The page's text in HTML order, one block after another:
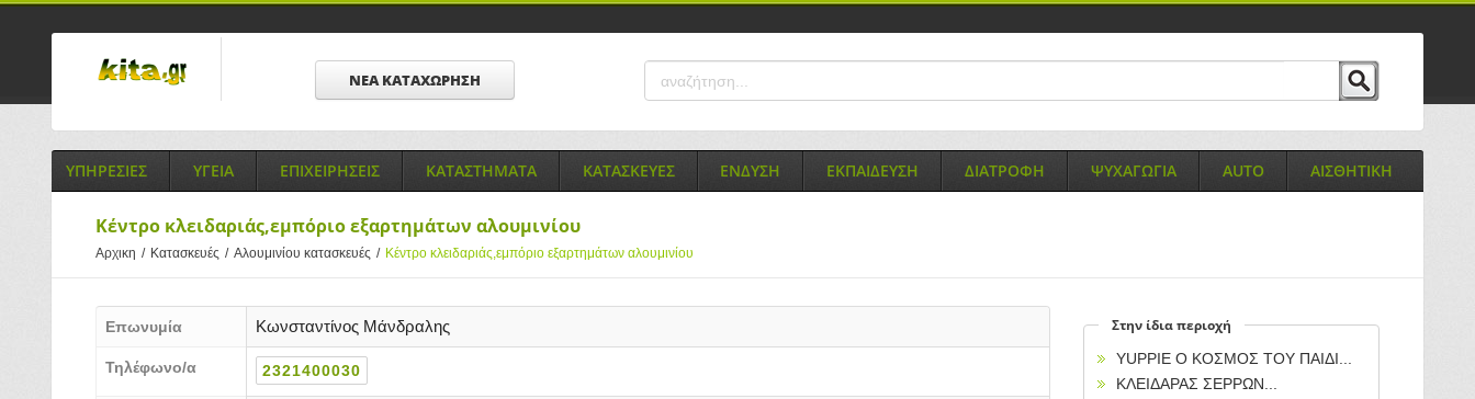
ΝΕΑ ΚΑΤΑΧΩΡΗΣΗ
ΥΠΗΡΕΣΙΕΣ ΥΓΕΙΑ ΕΠΙΧΕΙΡΗΣΕΙΣ ΚΑΤΑΣΤΗΜΑΤΑ ΚΑΤΑΣΚΕΥΕΣ ΕΝΔΥΣΗ ΕΚΠΑΙΔΕΥΣΗ ΔΙΑΤΡΟΦΗ ΨΥΧΑΓΩΓΙΑ AUTO ΑΙΣΘΗΤΙΚΗ
Κέντρο κλειδαριάς,εμπόριο εξαρτημάτων αλουμινίου
Αρχικη / Κατασκευές / Αλουμινίου κατασκευές / Κέντρο κλειδαριάς,εμπόριο εξαρτημάτων αλουμινίου
Επωνυμία Κωνσταντίνος Μάνδραλης
Τηλέφωνο/α 2321400030
Στην ίδια περιοχή
YUPPIE O KOΣΜΟΣ ΤΟΥ ΠΑΙΔΙ...
ΚΛΕΙΔΑΡΑΣ ΣΕΡΡΩΝ...